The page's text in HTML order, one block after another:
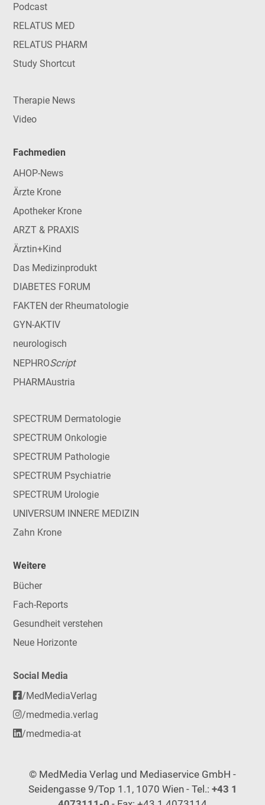
Podcast
RELATUS MED
RELATUS PHARM
Study Shortcut
Therapie News
Video
Fachmedien
AHOP-News
Ärzte Krone
Apotheker Krone
ARZT & PRAXIS
Ärztin+Kind
Das Medizinprodukt
DIABETES FORUM
FAKTEN der Rheumatologie
GYN-AKTIV
neurologisch
NEPHROScript
PHARMAustria
SPECTRUM Dermatologie
SPECTRUM Onkologie
SPECTRUM Pathologie
SPECTRUM Psychiatrie
SPECTRUM Urologie
UNIVERSUM INNERE MEDIZIN
Zahn Krone
Weitere
Bücher
Fach-Reports
Gesundheit verstehen
Neue Horizonte
Social Media
/MedMediaVerlag
/medmedia.verlag
/medmedia-at
© MedMedia Verlag und Mediaservice GmbH -
Seidengasse 9/Top 1.1, 1070 Wien - Tel.: +43 1